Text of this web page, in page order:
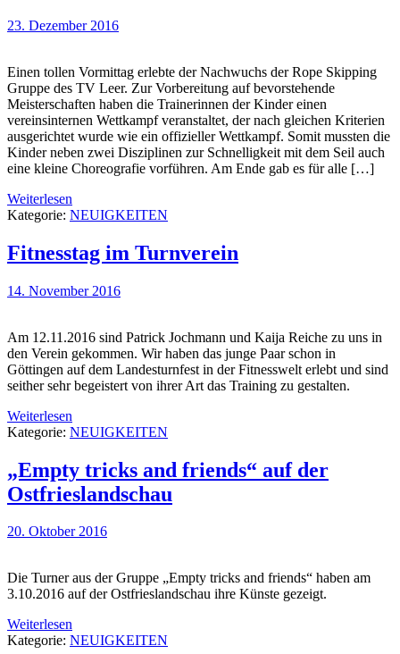
23. Dezember 2016
Einen tollen Vormittag erlebte der Nachwuchs der Rope Skipping
Gruppe des TV Leer. Zur Vorbereitung auf bevorstehende
Meisterschaften haben die Trainerinnen der Kinder einen
vereinsinternen Wettkampf veranstaltet, der nach gleichen Kriterien
ausgerichtet wurde wie ein offizieller Wettkampf. Somit mussten die
Kinder neben zwei Disziplinen zur Schnelligkeit mit dem Seil auch
eine kleine Choreografie vorführen. Am Ende gab es für alle […]
Weiterlesen
Kategorie: NEUIGKEITEN
Fitnesstag im Turnverein
14. November 2016
Am 12.11.2016 sind Patrick Jochmann und Kaija Reiche zu uns in
den Verein gekommen. Wir haben das junge Paar schon in
Göttingen auf dem Landesturnfest in der Fitnesswelt erlebt und sind
seither sehr begeistert von ihrer Art das Training zu gestalten.
Weiterlesen
Kategorie: NEUIGKEITEN
„Empty tricks and friends“ auf der
Ostfrieslandschau
20. Oktober 2016
Die Turner aus der Gruppe „Empty tricks and friends“ haben am
3.10.2016 auf der Ostfrieslandschau ihre Künste gezeigt.
Weiterlesen
Kategorie: NEUIGKEITEN